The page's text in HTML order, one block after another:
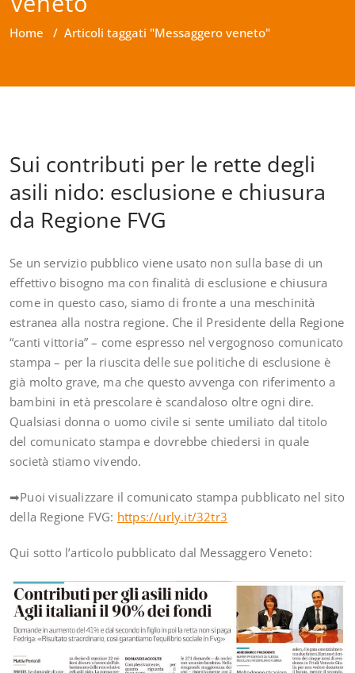
Home / Articoli taggati "Messaggero veneto"
Sui contributi per le rette degli
asili nido: esclusione e chiusura
da Regione FVG
Se un servizio pubblico viene usato non sulla base di un
effettivo bisogno ma con finalità di esclusione e chiusura
come in questo caso, siamo di fronte a una meschinità
estranea alla nostra regione. Che il Presidente della Regione
“canti vittoria” – come espresso nel vergognoso comunicato
stampa – per la riuscita delle sue politiche di esclusione è
già molto grave, ma che questo avvenga con riferimento a
bambini in età prescolare è scandaloso oltre ogni dire.
Qualsiasi donna o uomo civile si sente umiliato dal titolo
del comunicato stampa e dovrebbe chiedersi in quale
società stiamo vivendo.
➡Puoi visualizzare il comunicato stampa pubblicato nel sito
della Regione FVG: https://urly.it/32tr3
Qui sotto l’articolo pubblicato dal Messaggero Veneto: